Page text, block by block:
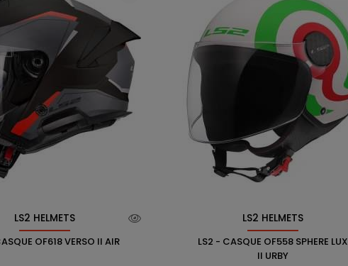
LS2 HELMETS
OF618 VERSO II AIR
LS2 HELMETS
LS2 - CASQUE OF558 SPHERE LUX
II URBY